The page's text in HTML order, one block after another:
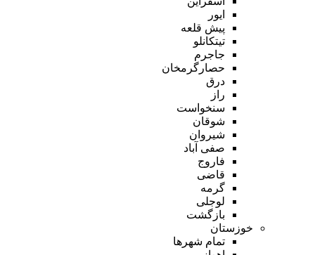
ایور
پیش قلعه
تیتکانلو
جاجرم
حصارگرمخان
درق
راز
سنخواست
شوقان
شیروان
صفی آباد
فاروج
قاضی
گرمه
لوجلی
بازگشت
خوزستان
تمام شهر‌ها